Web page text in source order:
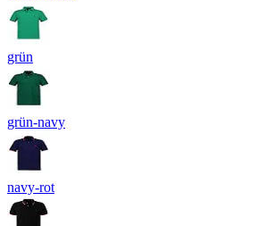
grün
grün-navy
navy-rot